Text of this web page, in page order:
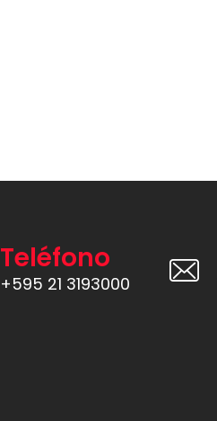
Teléfono
+595 21 3193000